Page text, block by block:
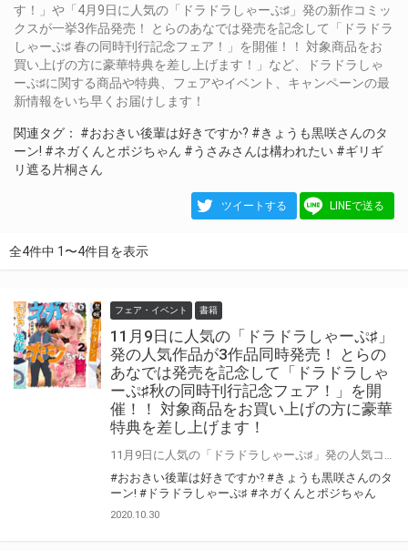
す！」や「4月9日に人気の「ドラドラしゃーぷ♯」発の新作コミッ
クスが一挙3作品発売！ とらのあなでは発売を記念して「ドラドラ
しゃーぷ♯ 春の同時刊行記念フェア！」を開催！！ 対象商品をお
買い上げの方に豪華特典を差し上げます！」など、ドラドラしゃ
ーぷ♯に関する商品や特典、フェアやイベント、キャンペーンの最
新情報をいち早くお届けします！
関連タグ： #おおきい後輩は好きですか? #きょうも黒咲さんのタ
ーン! #ネガくんとポジちゃん #うさみさんは構われたい #ギリギ
リ遮る片桐さん
ツイートする LINEで送る
全4件中 1〜4件目を表示
フェア・イベント 書籍
11月9日に人気の「ドラドラしゃーぷ♯」
発の人気作品が3作品同時発売！ とらの
あなでは発売を記念して「ドラドラしゃ
ーぷ♯秋の同時刊行記念フェア！」を開
催！！ 対象商品をお買い上げの方に豪華
特典を差し上げます！
#おおきい後輩は好きですか? #きょうも黒咲さんのタ
ーン! #ドラドラしゃーぷ♯ #ネガくんとポジちゃん
2020.10.30